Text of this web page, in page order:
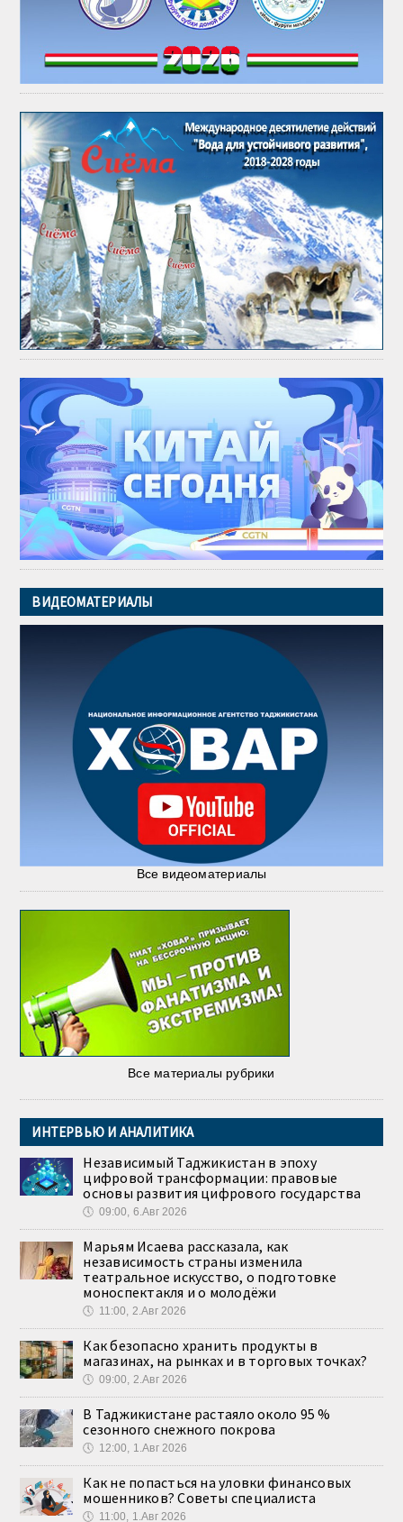
ВИДЕОМАТЕРИАЛЫ
Все видеоматериалы
Все материалы рубрики
ИНТЕРВЬЮ И АНАЛИТИКА
Независимый Таджикистан в эпоху
цифровой трансформации: правовые
основы развития цифрового государства
🕔 09:00, 6.Авг 2026
Марьям Исаева рассказала, как
независимость страны изменила
театральное искусство, о подготовке
моноспектакля и о молодёжи
🕔 11:00, 2.Авг 2026
Как безопасно хранить продукты в
магазинах, на рынках и в торговых точках?
🕔 09:00, 2.Авг 2026
В Таджикистане растаяло около 95 %
сезонного снежного покрова
🕔 12:00, 1.Авг 2026
Как не попасться на уловки финансовых
мошенников? Советы специалиста
🕔 11:00, 1.Авг 2026